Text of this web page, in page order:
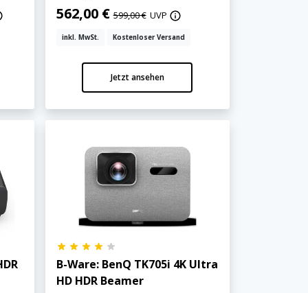
562,00 €599,00 € UVP
inkl. MwSt. Kostenloser Versand
Jetzt ansehen
B-Ware: BenQ TK705i 4K Ultra
HD HDR Beamer